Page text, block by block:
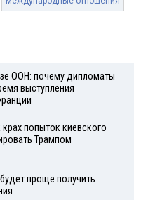
ООН: почему дипломаты
выступления
попыток киевского
Трампом
проще получить